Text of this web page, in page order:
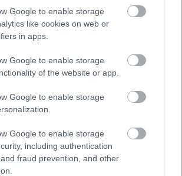
Google to enable storage
like cookies on web or
in apps.
Google to enable storage
of the website or app.
Google to enable storage
Google to enable storage
including authentication
fraud prevention, and other
aussie
szavak nélkül, mozgóképben...